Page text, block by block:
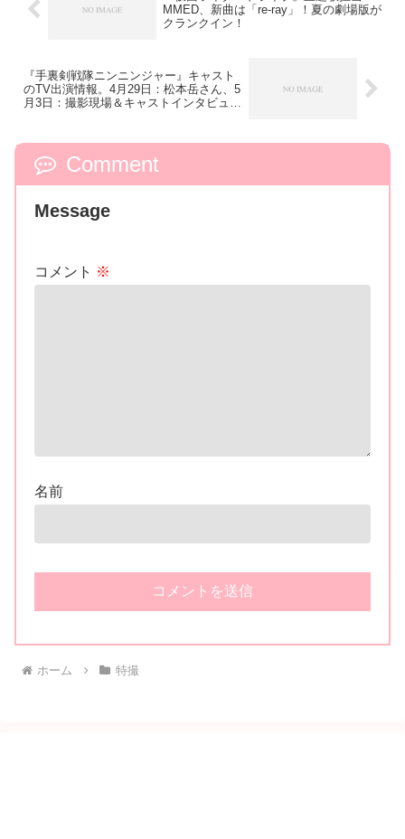
MMED、新曲は「re-ray」！夏の劇場版が
クランクイン！
『手裏剣戦隊ニンニンジャー』キャスト
のTV出演情報。4月29日：松本岳さん、5
月3日：撮影現場＆キャストインタビュー
Comment
Message
コメント ※
名前
ホーム 特撮